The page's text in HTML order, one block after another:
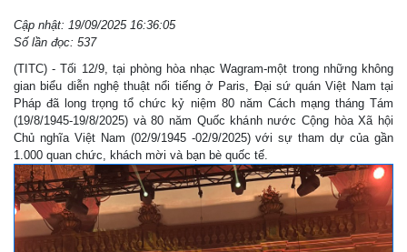
Cập nhật: 19/09/2025 16:36:05
Số lần đọc: 537
(TITC) - Tối 12/9, tại phòng hòa nhạc Wagram-một trong những không
gian biểu diễn nghệ thuật nổi tiếng ở Paris, Đại sứ quán Việt Nam tại
Pháp đã long trọng tổ chức kỷ niệm 80 năm Cách mạng tháng Tám
(19/8/1945-19/8/2025) và 80 năm Quốc khánh nước Cộng hòa Xã hội
Chủ nghĩa Việt Nam (02/9/1945 -02/9/2025) với sự tham dự của gần
1.000 quan chức, khách mời và bạn bè quốc tế.